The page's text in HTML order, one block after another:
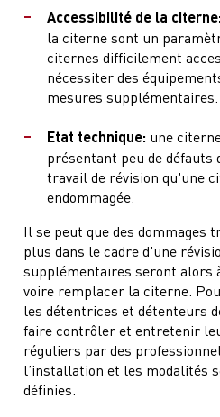
Accessibilité de la citerne:
la citerne sont un
citernes difficilement
nécessiter des
mesures supplémentaires.
Etat technique: une
présentant peu de défauts
travail de révision qu'une
endommagée.
Il se peut que des dommages
plus dans le cadre d’une
supplémentaires seront alors
voire remplacer la citerne.
les détentrices et détenteurs
faire contrôler et entretenir
réguliers par des
l’installation et les modalités
définies.